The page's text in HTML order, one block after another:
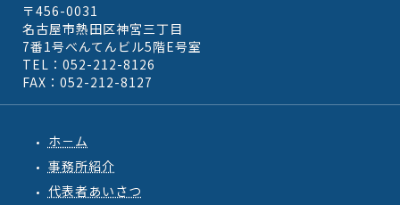
〒456-0031
名古屋市熱田区神宮三丁目
7番1号べんてんビル5階E号室
TEL：052-212-8126
FAX：052-212-8127
ホ－ム
事務所紹介
代表者あいさつ